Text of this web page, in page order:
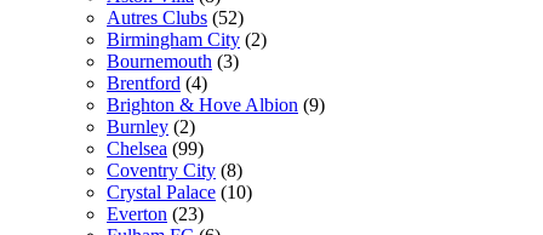
Autres Clubs (52)
Birmingham City (2)
Bournemouth (3)
Brentford (4)
Brighton & Hove Albion (9)
Burnley (2)
Chelsea (99)
Coventry City (8)
Crystal Palace (10)
Everton (23)